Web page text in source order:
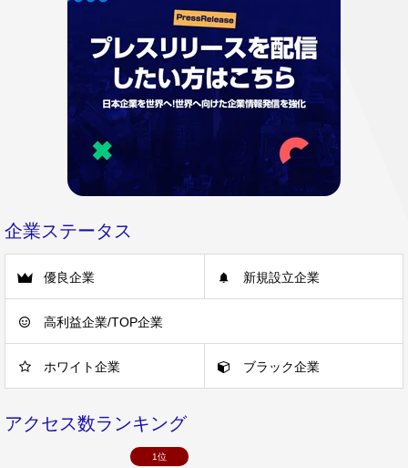
企業ステータス
優良企業 新規設立企業
高利益企業/TOP企業
ホワイト企業 ブラック企業
アクセス数ランキング
1位